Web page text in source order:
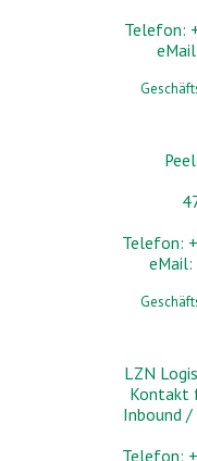
Telefon:
Telefon:
eMail:
LZN
Kontakt
Inbound
Telefon: